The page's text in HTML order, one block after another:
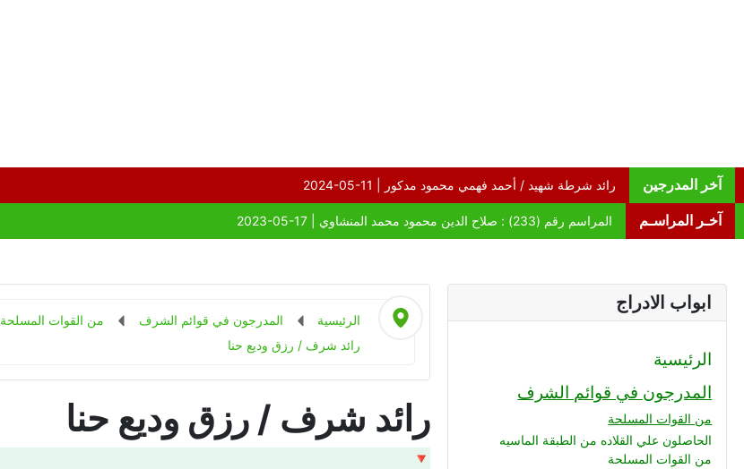
آخر المدرجين
آخـر المراسـم
ابواب الادراج
الرئيسية
المدرجون في قوائم الشرف
من القوات المسلحة
الحاصلون علي القلاده من الطبقة الماسيه
من القوات المسلحة
الرئيسية المدرجون في قوائم الشرف من القوات المسلحة
رائد شرف / رزق وديع حنا
رائد شرف / رزق وديع حنا
🔻